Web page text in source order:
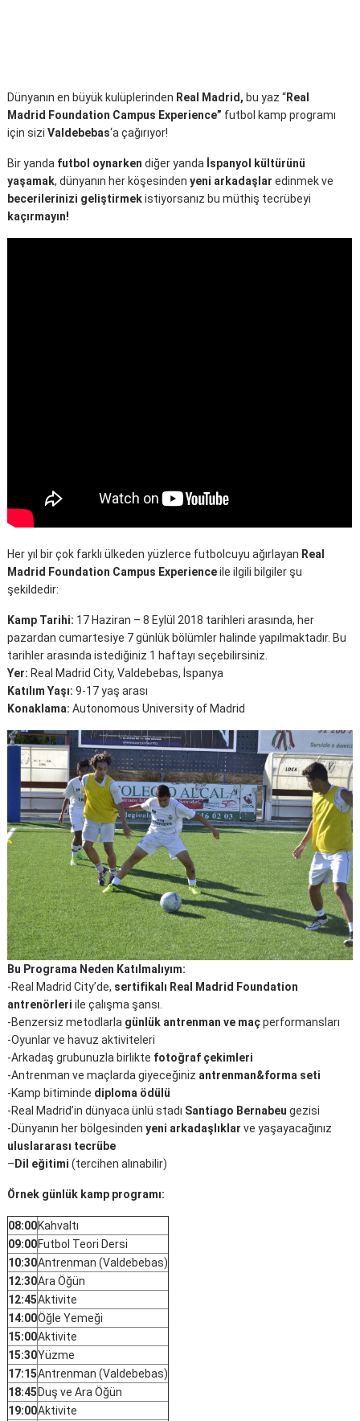
Dünyanın en büyük kulüplerinden Real Madrid, bu yaz “Real
Madrid Foundation Campus Experience” futbol kamp programı
için siziValdebebas‘a çağırıyor!
Bir yanda futbol oynarken diğer yanda İspanyol kültürünü
yaşamak, dünyanın her köşesindenyeni arkadaşlar edinmek ve
becerilerinizi geliştirmekistiyorsanız bu müthiş tecrübeyi
kaçırmayın!
Her yıl bir çok farklı ülkeden yüzlerce futbolcuyu ağırlayan Real
Madrid Foundation Campus Experienceile ilgili bilgiler şu
şekildedir:
Kamp Tarihi: 17 Haziran – 8 Eylül 2018 tarihleri arasında, her
pazardan cumartesiye 7 günlük bölümler halinde yapılmaktadır. Bu
tarihler arasında istediğiniz 1 haftayı seçebilirsiniz.
Yer: Real Madrid City, Valdebebas, İspanya
Katılım Yaşı: 9-17 yaş arası
Konaklama: Autonomous University of Madrid
Bu Programa Neden Katılmalıyım:
-Real Madrid City’de, sertifikalı Real Madrid Foundation
antrenörleri ile çalışma şansı.
-Benzersiz metodlarla günlük antrenman ve maçperformansları
-Oyunlar ve havuz aktiviteleri
-Arkadaş grubunuzla birlikte fotoğraf çekimleri
-Antrenman ve maçlarda giyeceğiniz antrenman&forma seti
-Kamp bitiminde diploma ödülü
-Real Madrid’in dünyaca ünlü stadı Santiago Bernabeu gezisi
-Dünyanın her bölgesindenyeni arkadaşlıklarve yaşayacağınız
uluslararası tecrübe
– Dil eğitimi (tercihen alınabilir)
Örnek günlük kamp programı:
08:00Kahvaltı
09:00Futbol Teori Dersi
10:30Antrenman (Valdebebas)
12:30Ara Öğün
12:45Aktivite
14:00Öğle Yemeği
15:00Aktivite
15:30Yüzme
17:15Antrenman (Valdebebas)
18:45 Duş ve Ara Öğün
19:00Aktivite